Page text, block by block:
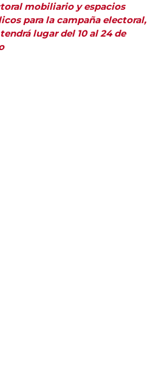
mobiliario y espacios
para la campaña electoral,
lugar del 10 al 24 de